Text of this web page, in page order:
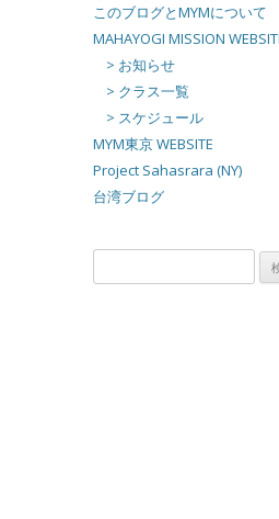
このブログとMYMについて
MAHAYOGI MISSION
> お知らせ
> クラス一覧
> スケジュール
MYM東京 WEBSITE
Project Sahasrara (NY)
台湾ブログ
索: